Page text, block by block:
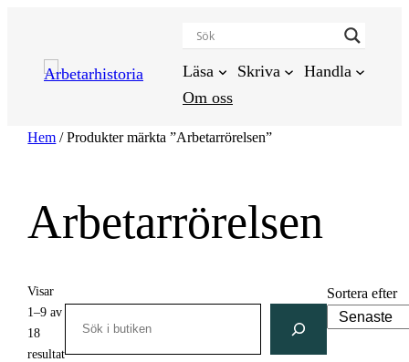
innehåll
Läsa Skriva
Handla
Om oss
Hem / Produkter märkta ”Arbetarrörelsen”
Arbetarrörelsen
Visar
1–9 av
18
resultatSortera
Sortera efter